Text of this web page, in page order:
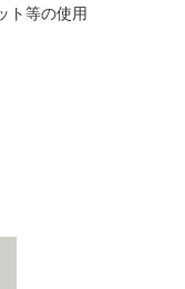
ト等の使用